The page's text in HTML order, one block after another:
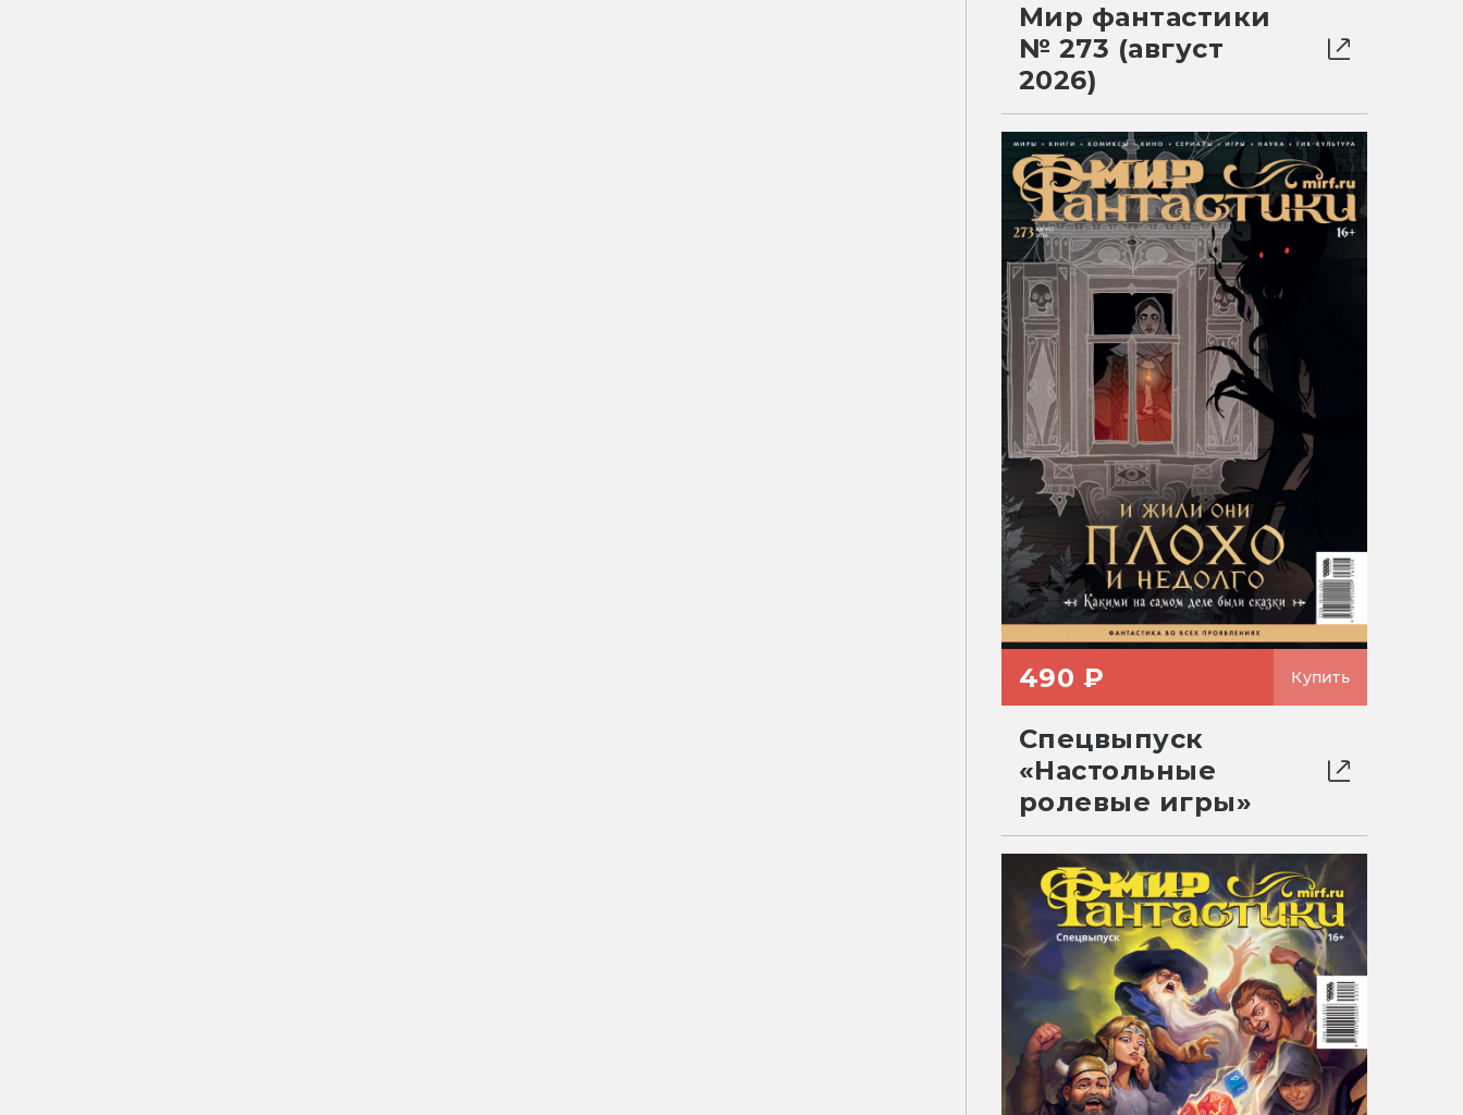
Мир фантастики
№ 273 (август
2026)
490 ₽ Купить
Спецвыпуск
«Настольные
ролевые игры»